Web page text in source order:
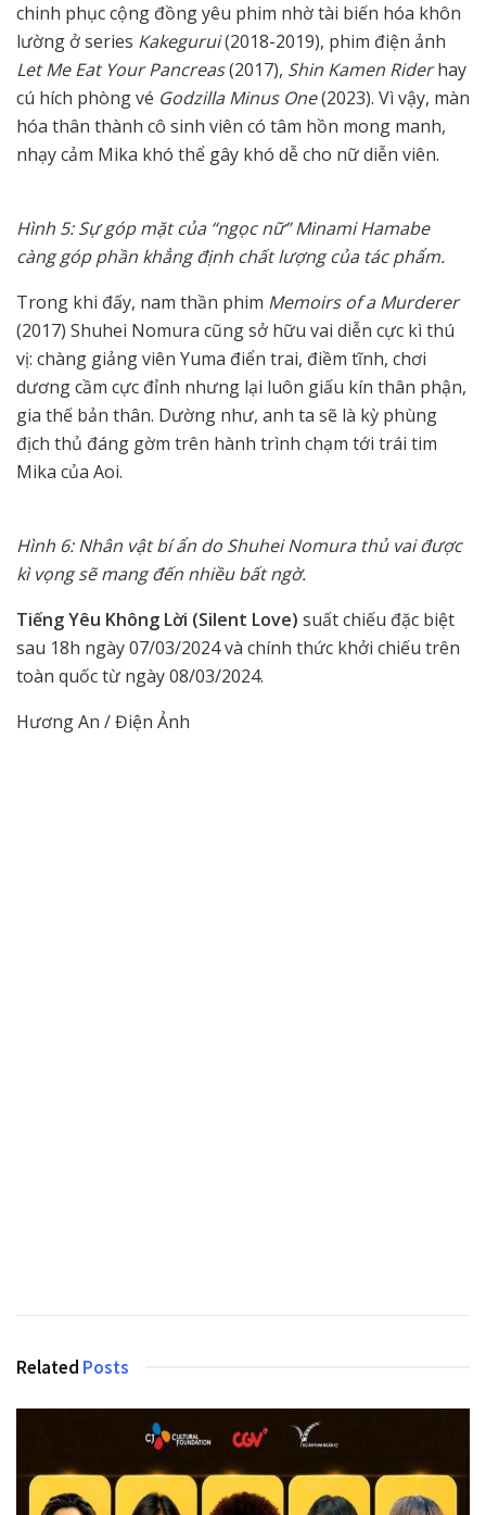
chinh phục cộng đồng yêu phim nhờ tài biến hóa khôn
lường ở series Kakegurui(2018-2019), phim điện ảnh
Let Me Eat Your Pancreas(2017), Shin Kamen Riderhay
cú hích phòng vé Godzilla Minus One(2023). Vì vậy, màn
hóa thân thành cô sinh viên có tâm hồn mong manh,
nhạy cảm Mika khó thể gây khó dễ cho nữ diễn viên.
Hình 5: Sự góp mặt của “ngọc nữ” Minami Hamabe
càng góp phần khẳng định chất lượng của tác phẩm.
Trong khi đấy, nam thần phim Memoirs of a Murderer
(2017) Shuhei Nomura cũng sở hữu vai diễn cực kì thú
vị: chàng giảng viên Yuma điển trai, điềm tĩnh, chơi
dương cầm cực đỉnh nhưng lại luôn giấu kín thân phận,
gia thế bản thân. Dường như, anh ta sẽ là kỳ phùng
địch thủ đáng gờm trên hành trình chạm tới trái tim
Mika của Aoi.
Hình 6: Nhân vật bí ẩn do Shuhei Nomura thủ vai được
kì vọng sẽ mang đến nhiều bất ngờ.
Tiếng Yêu Không Lời (Silent Love) suất chiếu đặc biệt
sau 18h ngày 07/03/2024 và chính thức khởi chiếu trên
toàn quốc từ ngày 08/03/2024.
Hương An / Điện Ảnh
Related Posts